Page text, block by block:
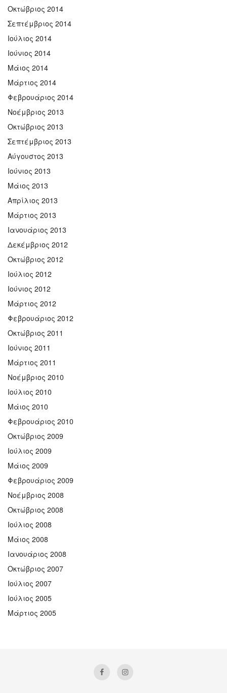
Οκτώβριος 2014
Σεπτέμβριος 2014
Ιούλιος 2014
Ιούνιος 2014
Μάιος 2014
Μάρτιος 2014
Φεβρουάριος 2014
Νοέμβριος 2013
Οκτώβριος 2013
Σεπτέμβριος 2013
Αύγουστος 2013
Ιούνιος 2013
Μάιος 2013
Απρίλιος 2013
Μάρτιος 2013
Ιανουάριος 2013
Δεκέμβριος 2012
Οκτώβριος 2012
Ιούλιος 2012
Ιούνιος 2012
Μάρτιος 2012
Φεβρουάριος 2012
Οκτώβριος 2011
Ιούνιος 2011
Μάρτιος 2011
Νοέμβριος 2010
Ιούλιος 2010
Μάιος 2010
Φεβρουάριος 2010
Οκτώβριος 2009
Ιούλιος 2009
Μάιος 2009
Φεβρουάριος 2009
Νοέμβριος 2008
Οκτώβριος 2008
Ιούλιος 2008
Μάιος 2008
Ιανουάριος 2008
Οκτώβριος 2007
Ιούλιος 2007
Ιούλιος 2005
Μάρτιος 2005